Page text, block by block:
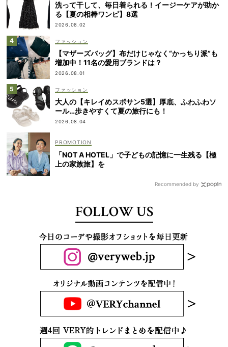
洗って干して、毎日着られる！イージーケアが助か
る【夏の相棒ワンピ】8選
2026.08.02
ファッション
【マザーズバッグ】布だけじゃなく“かっちり派”も
増加中！11名の愛用ブランドは？
2026.08.01
ファッション
大人の【キレイめスポサン5選】厚底、ふわふわソ
ール…歩きやすくて夏の旅行にも！
2026.08.04
「NOT A HOTEL」で子どもの記憶に一生残る【極
上の家族旅】を
Recommended by
FOLLOW US